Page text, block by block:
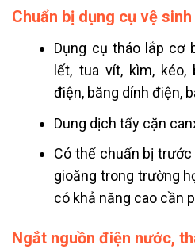
Chuẩn bị dụng cụ vệ sinh
Dụng cụ tháo lắp cơ
lết, tua vít, kìm,
điện, băng dính điện,
Dung dịch tẩy cặn
Có thể chuẩn bị
gioăng trong trường
có khả năng cao cần
Ngắt nguồn điện nước,